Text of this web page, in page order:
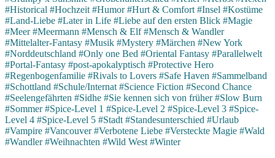
#Historical #Hochzeit #Humor #Hurt & Comfort #Insel #Kostüme
#Land-Liebe #Later in Life #Liebe auf den ersten Blick #Magie
#Meer #Meermann #Mensch & Elf #Mensch & Wandler
#Mittelalter-Fantasy #Musik #Mystery #Märchen #New York
#Norddeutschland #Only one Bed #Oriental Fantasy #Parallelwelt
#Portal-Fantasy #post-apokalyptisch #Protective Hero
#Regenbogenfamilie #Rivals to Lovers #Safe Haven #Sammelband
#Schottland #Schule/Internat #Science Fiction #Second Chance
#Seelengefährten #Sidhe #Sie kennen sich von früher #Slow Burn
#Sommer #Spice-Level 1 #Spice-Level 2 #Spice-Level 3 #Spice-
Level 4 #Spice-Level 5 #Stadt #Standesunterschied #Urlaub
#Vampire #Vancouver #Verbotene Liebe #Versteckte Magie #Wald
#Wandler #Weihnachten #Wild West #Winter